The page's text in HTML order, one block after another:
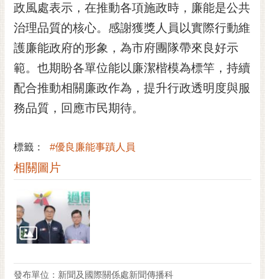
閱
RSS
訂
閱
電
子
報
民
信
箱
English
日
本
隱
政風處表示，在推動各項施政時，廉能是公共
治理品質的核心。感謝獲獎人員以實際行動維
護廉能政府的形象，為市府團隊帶來良好示
範。也期盼各單位能以廉潔楷模為標竿，持續
配合推動相關廉政作為，提升行政透明度與服
務品質，回應市民期待。
標籤： #優良廉能事蹟人員
相關圖片
發布單位：新聞及國際關係處新聞傳播科